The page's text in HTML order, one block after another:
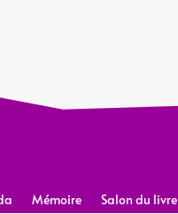
Mémoire Salon du livre